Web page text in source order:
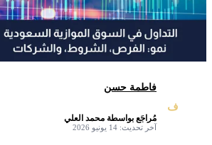
ف
فاطمة حسن
مُراجَع بواسطة محمد العلي
آخر تحديث: 14 يونيو 2026